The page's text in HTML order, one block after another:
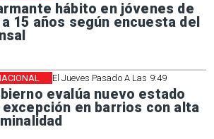
hábito en jóvenes de
a 15 años según encuesta del
El Jueves Pasado A Las 9:49
evalúa nuevo estado
excepción en barrios con alta